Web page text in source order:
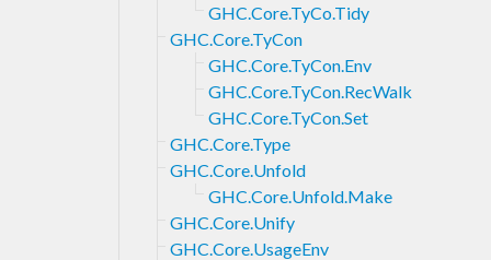
GHC.Core.TyCo.Tidy
GHC.Core.TyCon
GHC.Core.TyCon.Env
GHC.Core.TyCon.RecWalk
GHC.Core.TyCon.Set
GHC.Core.Type
GHC.Core.Unfold
GHC.Core.Unfold.Make
GHC.Core.Unify
GHC.Core.UsageEnv